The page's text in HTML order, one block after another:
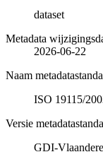
dataset
Metadata
2026-06-22
Naam
ISO 19115/
Versie
GDI-